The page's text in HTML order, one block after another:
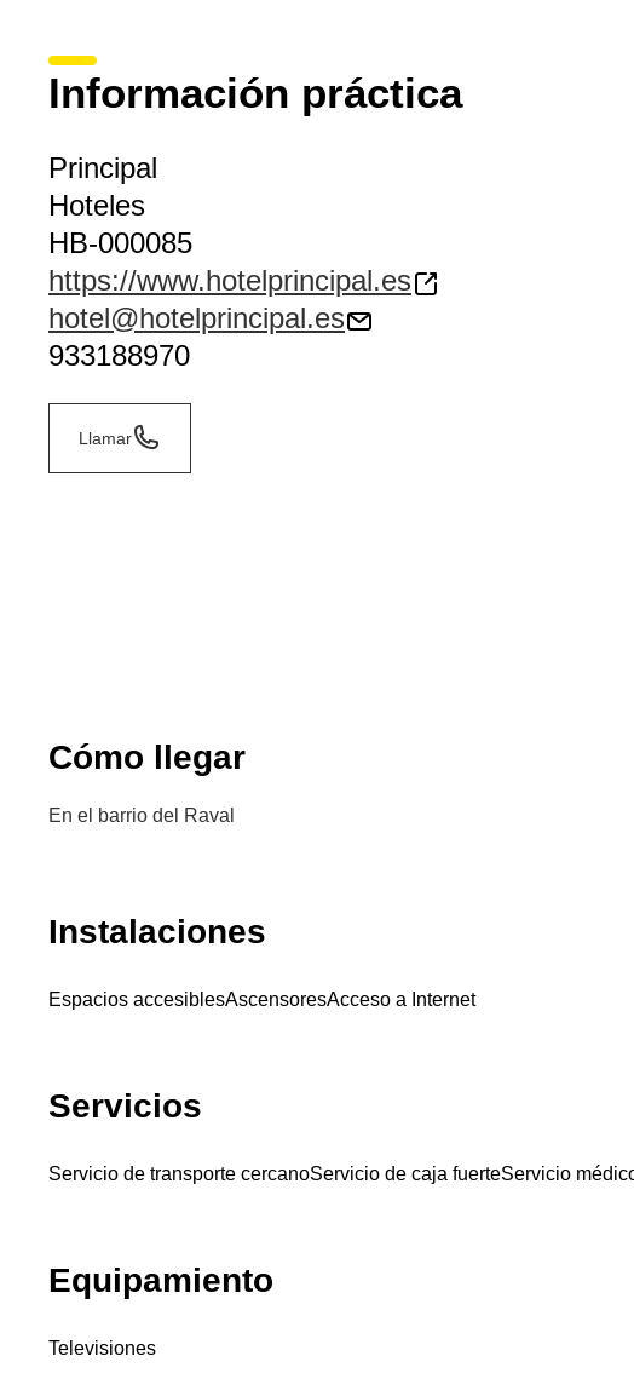
Información práctica
Principal
Hoteles
HB-000085
https://www.hotelprincipal.es
hotel@hotelprincipal.es
933188970
Llamar
Cómo llegar
En el barrio del Raval
Instalaciones
Espacios accesiblesAscensoresAcceso a Internet
Servicios
Servicio de transporte cercanoServicio de caja fuerteServicio
Equipamiento
Televisiones